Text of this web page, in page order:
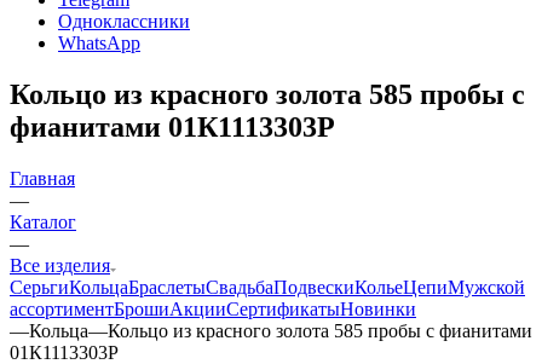
Одноклассники
WhatsApp
Кольцо из красного золота 585 пробы с
фианитами 01К1113303Р
Главная
—
Каталог
—
Все изделия
СерьгиКольцаБраслетыСвадьбаПодвескиКольеЦепиМужской
ассортиментБрошиАкцииСертификатыНовинки
—Кольца—Кольцо из красного золота 585 пробы с фианитами
01К1113303Р